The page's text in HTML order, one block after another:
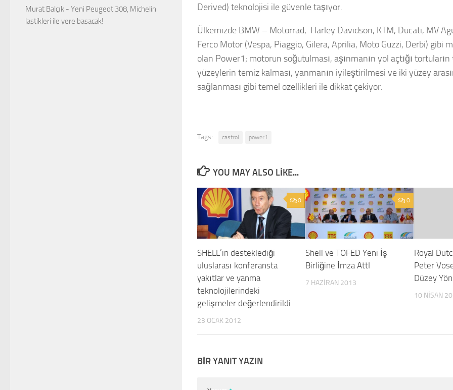
Derived) teknolojisi ile güvenle taşıyor.
Ülkemizde BMW – Motorrad, Harley Davidson, KTM, Ducati, MV
Ferco Motor (Vespa, Piaggio, Gilera, Aprilia, Moto Guzzi, Derbi) gibi
olan Power1; motorun soğutulması, aşınmanın yol açtığı tortuların
yüzeylerin temiz kalması, yanmanın iyileştirilmesi ve iki yüzey
sağlanması gibi temel özellikleri ile dikkat çekiyor.
Tags: castrol power1
YOU MAY ALSO LIKE...
0
SHELL’in desteklediği
uluslarası konferansta
yakıtlar ve yanma
teknolojilerindeki
gelişmeler değerlendirildi
23 OCAK 2012
0
Shell ve TOFED Yeni İş
Birliğine İmza AttI
7 HAZIRAN 2013
Royal
Peter
Düzey
10 NISAN
BIR YANIT YAZIN
Murat Balçık - Yeni Peugeot 308, Michelin
lastikleri ile yere basacak!